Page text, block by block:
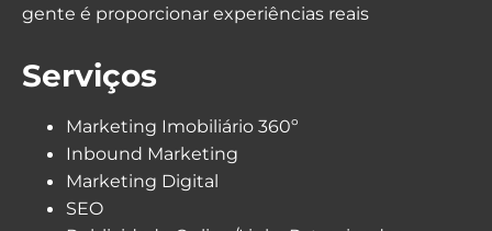
gente é proporcionar experiências reais
Serviços
Marketing Imobiliário 360º
Inbound Marketing
Marketing Digital
SEO